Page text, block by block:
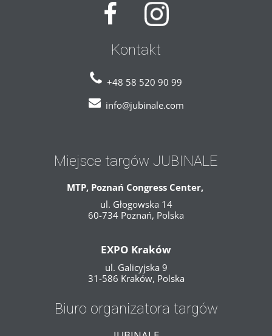
Kontakt
+48 58 520 90 99
info@jubinale.com
Biuro organizatora targów
Miejsce targów JUBINALE
MTP, Poznań Congress Center,
ul. Głogowska 14
60-734 Poznań, Polska
EXPO Kraków
ul. Galicyjska 9
31-586 Kraków, Polska